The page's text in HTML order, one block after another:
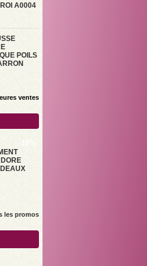
A0004
POILS
ventes
-10%
les promos